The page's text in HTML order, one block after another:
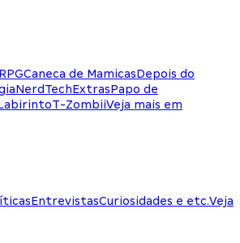
Caneca de MamicasDepois do
NerdTechExtrasPapo de
T-ZombiiVeja mais em
EntrevistasCuriosidades e etc.Veja